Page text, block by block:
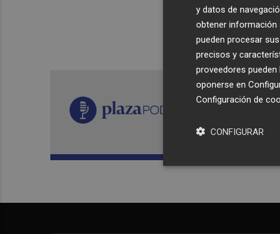
y datos de
obtener información
pueden procesar
precisos y
proveedores
oponerse en
Configuración de
CONFIGURAR